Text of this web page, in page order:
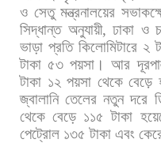
ও সেতু মন্ত্রনালয়ের
সিদ্ধান্ত অনুযায়ী, ঢাকা ও
ভাড়া প্রতি কিলোমিটারে ২
টাকা ৫৩ পয়সা। আর
টাকা ১২ পয়সা থেকে বেড়ে
জ্বালানি তেলের নতুন দরে
থেকে বেড়ে ১১৫ টাকা
পেট্রোল ১৩৫ টাকা এবং